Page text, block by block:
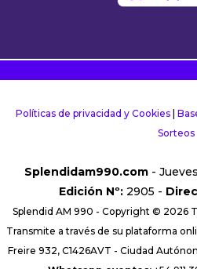
Políticas de privacidad y Cookies|
Sorteos
Splendidam990.com -
Edición Nº: 2905 -
Splendid AM 990 - Copyright © 2026
Transmite a través de su plataforma
Freire 932, C1426AVT - Ciudad